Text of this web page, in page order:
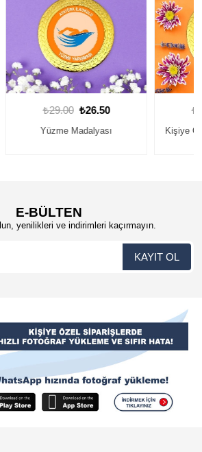
₺29.00
Kişiye Özel Yüzme Madalyası
E-BÜLTEN
yenilikleri ve indirimleri kaçırmayın.